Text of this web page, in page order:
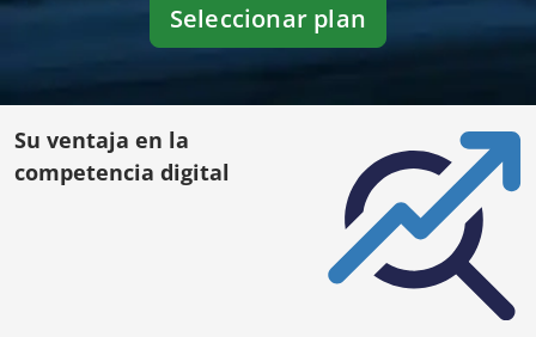
Seleccionar plan
Su ventaja en la
competencia digital